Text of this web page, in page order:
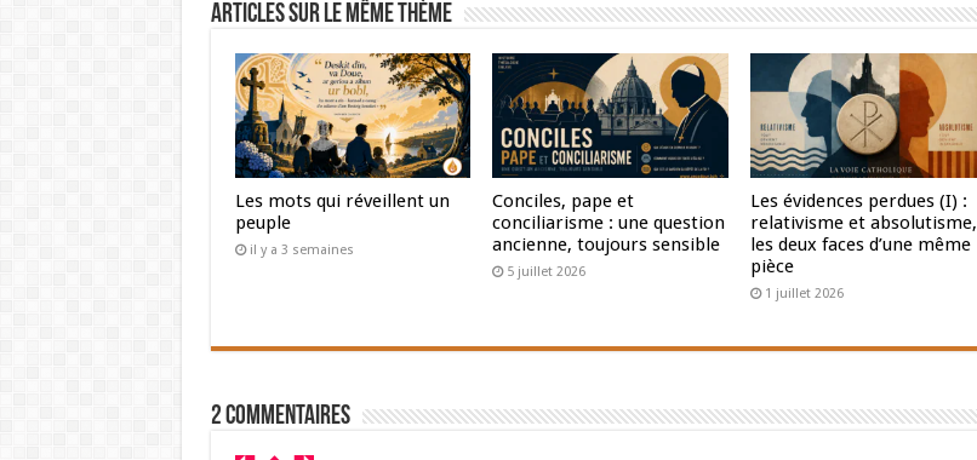
Articles sur le même thème
Les mots qui réveillent un
peuple
il y a 3 semaines
Conciles, pape et
conciliarisme : une question
ancienne, toujours sensible
5 juillet 2026
Les évidences perdues (I) :
relativisme et absolutisme,
les deux faces d’une même
pièce
1 juillet 2026
2 Commentaires